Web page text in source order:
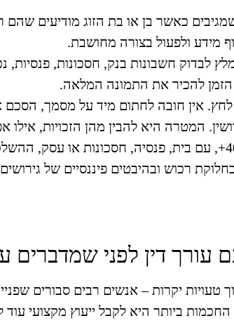
כאשר בן או בת הזוג מודיעים
מידע ולפעול בצורה מחושבת.
חשבונות בנק, חסכונות, פנסיות,
להכיר את התמונה המלאה.
אין חובה לחתום מיד על מסמך,
המטרה היא להבין מהן הזכויות, אילו
במיוחד כאשר מדובר בבני זוג בגילאי 40+, עם בית, פנסיה,
רכוש ובהיבטים פיננסיים של
דין לפני שמדברים
טעויות יקרות –אנשים רבים סבורים
ביותר היא לקבל ייעוץ מקצועי עוד